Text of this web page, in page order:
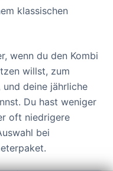
klassischen
wenn du den Kombi
willst, zum
deine jährliche
Du hast weniger
oft niedrigere
bei